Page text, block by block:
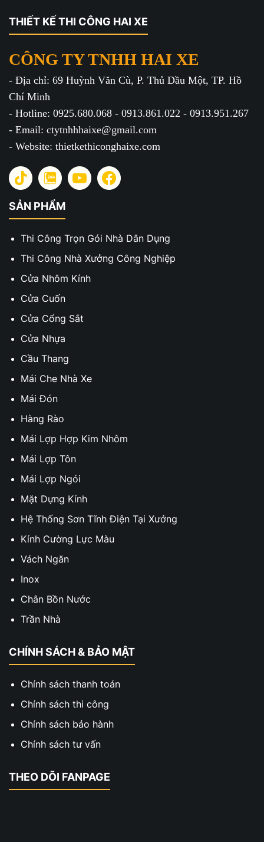
THIẾT KẾ THI CÔNG HAI XE
CÔNG TY TNHH HAI XE
- Địa chỉ: 69 Huỳnh Văn Cù, P. Thủ Dầu Một, TP. Hồ
Chí Minh
- Hotline: 0925.680.068 - 0913.861.022 - 0913.951.267
- Email: ctytnhhhaixe@gmail.com
- Website: thietkethiconghaixe.com
SẢN PHẨM
Thi Công Trọn Gói Nhà Dân Dụng
Thi Công Nhà Xưởng Công Nghiệp
Cửa Nhôm Kính
Cửa Cuốn
Cửa Cổng Sắt
Cửa Nhựa
Cầu Thang
Mái Che Nhà Xe
Mái Đón
Hàng Rào
Mái Lợp Hợp Kim Nhôm
Mái Lợp Tôn
Mái Lợp Ngói
Mặt Dựng Kính
Hệ Thống Sơn Tĩnh Điện Tại Xưởng
Kính Cường Lực Màu
Vách Ngăn
Inox
Chân Bồn Nước
Trần Nhà
CHÍNH SÁCH & BẢO MẬT
Chính sách thanh toán
Chính sách thi công
Chính sách bảo hành
Chính sách tư vấn
THEO DÕI FANPAGE